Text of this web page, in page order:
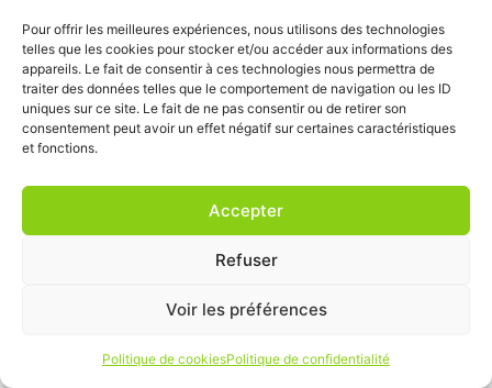
Pour offrir les meilleures expériences, nous utilisons des technologies
telles que les cookies pour stocker et/ou accéder aux informations des
appareils. Le fait de consentir à ces technologies nous permettra de
traiter des données telles que le comportement de navigation ou les ID
uniques sur ce site. Le fait de ne pas consentir ou de retirer son
consentement peut avoir un effet négatif sur certaines caractéristiques
et fonctions.
Accepter
Refuser
Voir les préférences
Politique de cookiesPolitique de confidentialité